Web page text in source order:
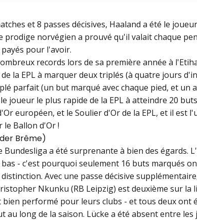
et 8 passes décisives, Haaland a été le
prodige norvégien a prouvé qu'il valait chaque
pour l'avoir.
records lors de sa première année à
la EPL à marquer deux triplés (à quatre jours
parfait (un but marqué avec chaque pied, et un
joueur le plus rapide de la EPL à atteindre 20
européen, et le Soulier d'Or de la EPL, et il est
Ballon d'Or !
Brême)
Bundesliga a été surprenante à bien des égards.
- c'est pourquoi seulement 16 buts marqués
Avec une passe décisive
Nkunku (RB Leipzig) est deuxième sur la
bien performé pour leurs clubs - et tous deux ont
au long de la saison. Lücke a été absent entre les